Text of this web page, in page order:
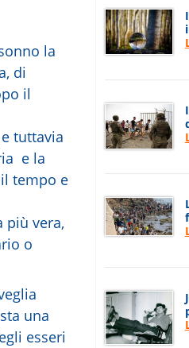
la
di
il
tuttavia
e la
tempo e
più vera,
o
una
esseri